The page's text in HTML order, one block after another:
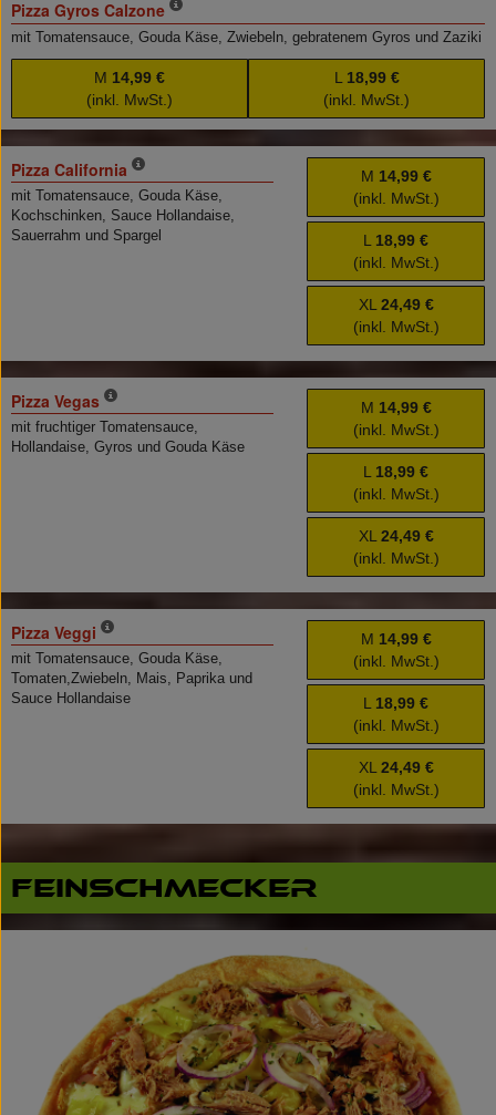
Pizza Gyros Calzone
mit Tomatensauce, Gouda Käse, Zwiebeln, gebratenem Gyros und Zaziki
M 14,99 €
(inkl. MwSt.)
L 18,99 €
(inkl. MwSt.)
Pizza California
mit Tomatensauce, Gouda Käse,
Kochschinken, Sauce Hollandaise,
Sauerrahm und Spargel
M 14,99 €
(inkl. MwSt.)
L 18,99 €
(inkl. MwSt.)
XL 24,49 €
(inkl. MwSt.)
Pizza Vegas
mit fruchtiger Tomatensauce,
Hollandaise, Gyros und Gouda Käse
M 14,99 €
(inkl. MwSt.)
L 18,99 €
(inkl. MwSt.)
XL 24,49 €
(inkl. MwSt.)
Pizza Veggi
mit Tomatensauce, Gouda Käse,
Tomaten,Zwiebeln, Mais, Paprika und
Sauce Hollandaise
M 14,99 €
(inkl. MwSt.)
L 18,99 €
(inkl. MwSt.)
XL 24,49 €
(inkl. MwSt.)
Feinschmecker